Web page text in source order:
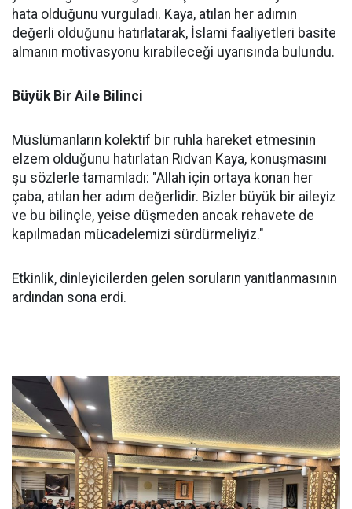
hata olduğunu vurguladı. Kaya, atılan her adımın
değerli olduğunu hatırlatarak, İslami faaliyetleri basite
almanın motivasyonu kırabileceği uyarısında bulundu.
Büyük Bir Aile Bilinci
Müslümanların kolektif bir ruhla hareket etmesinin
elzem olduğunu hatırlatan Rıdvan Kaya, konuşmasını
şu sözlerle tamamladı: "Allah için ortaya konan her
çaba, atılan her adım değerlidir. Bizler büyük bir aileyiz
ve bu bilinçle, yeise düşmeden ancak rehavete de
kapılmadan mücadelemizi sürdürmeliyiz."
Etkinlik, dinleyicilerden gelen soruların yanıtlanmasının
ardından sona erdi.